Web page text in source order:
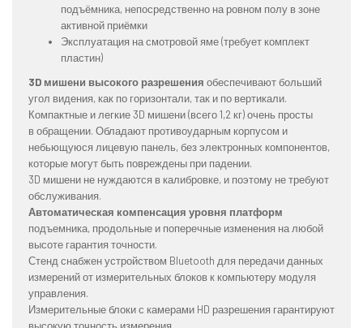
подъёмника, непосредственно на ровном полу в зоне
активной приёмки
Эксплуатация на смотровой яме (требует комплект
пластин)
3D мишени высокого разрешения обеспечивают больший
угол видения, как по горизонтали, так и по вертикали.
Компактные и легкие 3D мишени (всего 1,2 кг) очень просты
в обращении. Обладают противоударным корпусом и
небьющуюся лицевую панель, без электронных компонентов,
которые могут быть повреждены при падении.
3D мишени не нуждаются в калибровке, и поэтому не требуют
обслуживания.
Автоматическая компенсация уровня платформ
подъемника, продольные и поперечные изменения на любой
высоте гарантия точности.
Стенд снабжен устройством Bluetooth для передачи данных
измерений от измерительных блоков к компьютеру модуля
управления.
Измерительные блоки с камерами HD разрешения гарантируют
высокую точность измерения.